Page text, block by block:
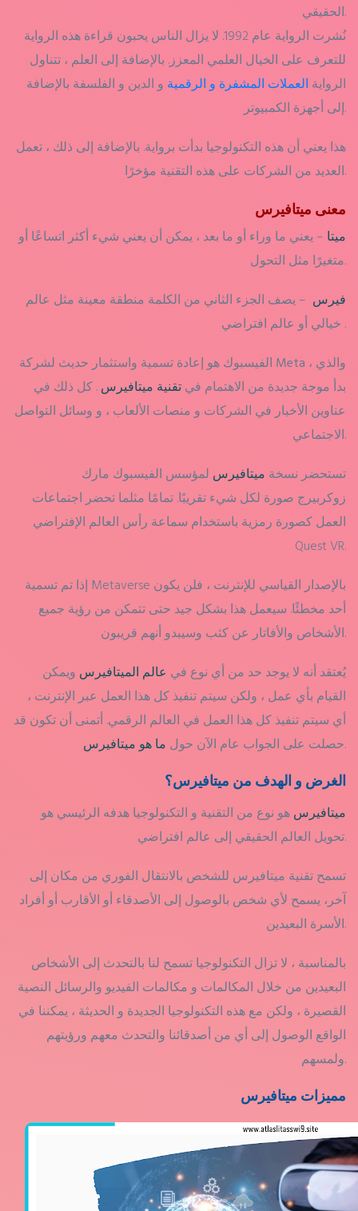
الحقيقي.
نُشرت الرواية عام 1992. لا يزال الناس يحبون قراءة هذه الرواية
للتعرف على الخيال العلمي المعزز. بالإضافة إلى العلم ، تتناول
الرواية العملات المشفرة و الرقمية و الدين و الفلسفة بالإضافة
إلى أجهزة الكمبيوتر.
هذا يعني أن هذه التكنولوجيا بدأت برواية. بالإضافة إلى ذلك ، تعمل
العديد من الشركات على هذه التقنية مؤخرًا.
معنى ميتافيرس
ميتا – يعني ما وراء أو ما بعد ، يمكن أن يعني شيء أكثر اتساعًا أو
متغيرًا مثل التحول.
فيرس – يصف الجزء الثاني من الكلمة منطقة معينة مثل عالم
خيالي أو عالم افتراضي .
Meta ، والذي
بدأ موجة جديدة من الاهتمام في تقنية ميتافيرس . كل ذلك في
عناوين الأخبار في الشركات و منصات الألعاب ، و وسائل التواصل
الاجتماعي.
تستحضر نسخة ميتافيرس لمؤسس الفيسبوك مارك
زوكربيرج صورة لكل شيء تقريبًا. تمامًا مثلما تحضر اجتماعات
العمل كصورة رمزية باستخدام سماعة رأس العالم الإفتراضي
Quest VR.
إذا تم تسمية Metaverse بالإصدار القياسي للإنترنت ، فلن يكون
أحد مخطئًا. سيعمل هذا بشكل جيد حتى تتمكن من رؤية جميع
الأشخاص والأفاتار عن كثب وسيبدو أنهم قريبون.
يُعتقد أنه لا يوجد حد من أي نوع في عالم الميتافيرس ويمكن
القيام بأي عمل ، ولكن سيتم تنفيذ كل هذا العمل عبر الإنترنت ،
أي سيتم تنفيذ كل هذا العمل في العالم الرقمي. أتمنى أن تكون قد
حصلت على الجواب عام الآن حول ما هو ميتافيرس .
الغرض و الهدف من ميتافيرس؟
ميتافيرس هو نوع من التقنية و التكنولوجيا هدفه الرئيسي هو
تحويل العالم الحقيقي إلى عالم افتراضي.
تسمح تقنية ميتافيرس للشخص بالانتقال الفوري من مكان إلى
آخر، يسمح لأي شخص بالوصول إلى الأصدقاء أو الأقارب أو أفراد
الأسرة البعيدين.
بالمناسبة ، لا تزال التكنولوجيا تسمح لنا بالتحدث إلى الأشخاص
البعيدين من خلال المكالمات و مكالمات الفيديو والرسائل النصية
القصيرة ، ولكن مع هذه التكنولوجيا الجديدة و الحديثة ، يمكننا في
الواقع الوصول إلى أي من أصدقائنا والتحدث معهم ورؤيتهم
ولمسهم.
مميزات ميتافيرس